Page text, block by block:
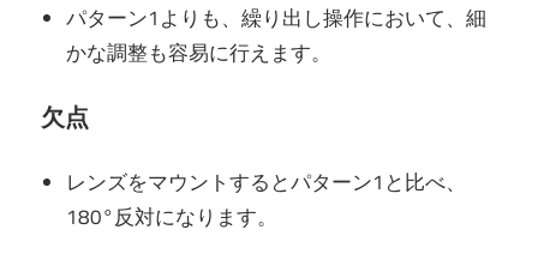
パターン1よりも、繰り出し操作において、細
かな調整も容易に行えます。
欠点
レンズをマウントするとパターン1と比べ、
180°反対になります。